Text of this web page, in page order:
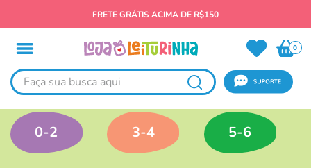
FRETE GRÁTIS ACIMA DE R$150
0
Faça sua busca aqui
0-2 3-4 5-6